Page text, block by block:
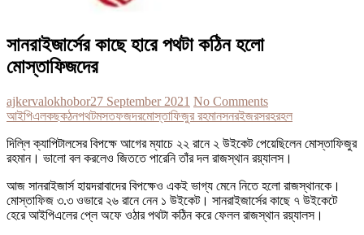
সানরাইজার্সের কাছে হারে পথটা কঠিন হলো
মোস্তাফিজদের
ajkervalokhobor27 September 2021 No Comments
আইপিএলকছকঠনপথটমসতফজদরমোস্তাফিজুর রহমানসনরইজরসরহরহল
দিল্লি ক্যাপিটালসের বিপক্ষে আগের ম্যাচে ২২ রানে ২ উইকেট পেয়েছিলেন মোস্তাফিজুর
রহমান। ভালো বল করলেও জিততে পারেনি তাঁর দল রাজস্থান রয়্যালস।
আজ সানরাইজার্স হায়দরাবাদের বিপক্ষেও একই ভাগ্য মেনে নিতে হলো রাজস্থানকে।
মোস্তাফিজ ৩.৩ ওভারে ২৬ রানে নেন ১ উইকেট। সানরাইজার্সের কাছে ৭ উইকেটে
হেরে আইপিএলের প্লে অফে ওঠার পথটা কঠিন করে ফেলল রাজস্থান রয়্যালস।